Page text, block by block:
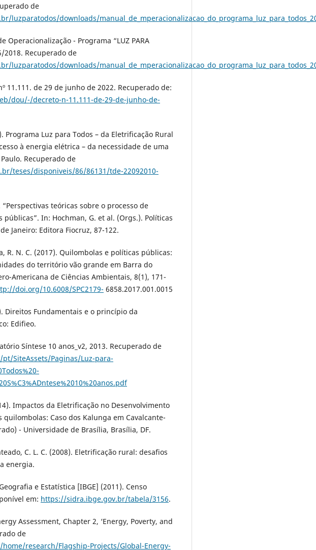
de
luzparatodos/downloads/
Operacionalização - Programa “LUZ PARA
2018. Recuperado de
luzparatodos/downloads/
11.111. de 29 de junho de 2022. Recuperado de:
dou/-/decreto-n-11.111-de-29-de-junho-de-
Programa Luz para Todos – da Eletrificação Rural
à energia elétrica – da necessidade de uma
Recuperado de
teses/disponiveis/86/86131/tde-22092010-
“Perspectivas teóricas sobre o processo de
In: Hochman, G. et al. (Orgs.). Políticas
Janeiro: Editora Fiocruz, 87-122.
R. N. C. (2017). Quilombolas e políticas públicas:
do território vão grande em Barra do
Americana de Ciências Ambientais, 8(1), 171-
doi.org/10.6008/SPC2179- 6858.2017.001.0015
Direitos Fundamentais e o princípio da
Edifieo.
Síntese 10 anos_v2, 2013. Recuperado de
SiteAssets/Paginas/Luz-para-
Impactos da Eletrificação no Desenvolvimento
Caso dos Kalunga em Cavalcante-
- Universidade de Brasília, Brasília, DF.
C. L. C. (2008). Eletrificação rural: desafios
energia.
e Estatística [IBGE] (2011). Censo
em: https://sidra.ibge.gov.br/tabela/3156.
Assessment, Chapter 2, ‘Energy, Poverty, and
de
research/Flagship-Projects/Global-Energy-